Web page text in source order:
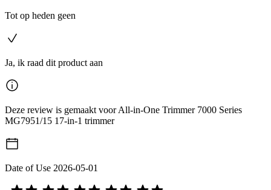
Tot op heden geen
Ja, ik raad dit product aan
Deze review is gemaakt voor All-in-One Trimmer 7000 Series
MG7951/15 17-in-1 trimmer
Date of Use 2026-05-01